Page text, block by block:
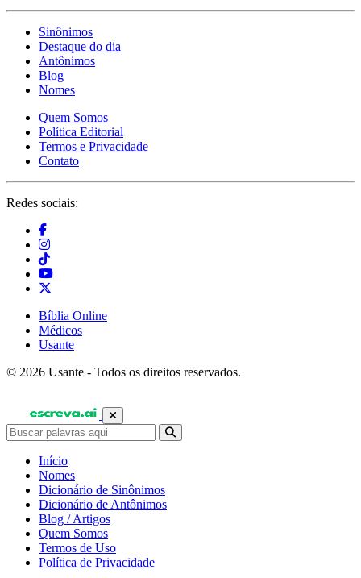
Sinônimos
Destaque do dia
Antônimos
Blog
Nomes
Quem Somos
Política Editorial
Termos e Privacidade
Contato
Redes sociais:
Bíblia Online
Médicos
Usante
© 2026 Usante - Todos os direitos reservados.
Início
Nomes
Dicionário de Sinônimos
Dicionário de Antônimos
Blog / Artigos
Quem Somos
Termos de Uso
Política de Privacidade